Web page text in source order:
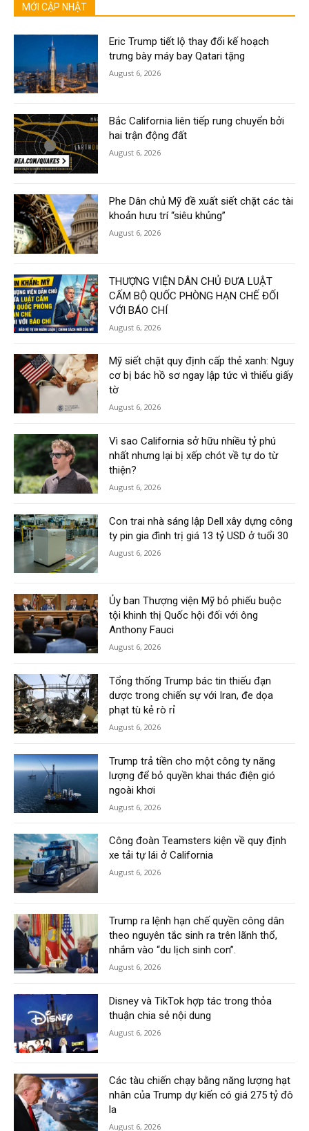
MỚI CẬP NHẬT
Eric Trump tiết lộ thay đổi kế hoạch
trưng bày máy bay Qatari tặng
August 6, 2026
Bắc California liên tiếp rung chuyển bởi
hai trận động đất
August 6, 2026
Phe Dân chủ Mỹ đề xuất siết chặt các tài
khoản hưu trí “siêu khủng”
August 6, 2026
THƯỢNG VIỆN DÂN CHỦ ĐƯA LUẬT
CẤM BỘ QUỐC PHÒNG HẠN CHẾ ĐỐI
VỚI BÁO CHÍ
August 6, 2026
Mỹ siết chặt quy định cấp thẻ xanh: Nguy
cơ bị bác hồ sơ ngay lập tức vì thiếu giấy
tờ
August 6, 2026
Vì sao California sở hữu nhiều tỷ phú
nhất nhưng lại bị xếp chót về tự do từ
thiện?
August 6, 2026
Con trai nhà sáng lập Dell xây dựng công
ty pin gia đình trị giá 13 tỷ USD ở tuổi 30
August 6, 2026
Ủy ban Thượng viện Mỹ bỏ phiếu buộc
tội khinh thị Quốc hội đối với ông
Anthony Fauci
August 6, 2026
Tổng thống Trump bác tin thiếu đạn
dược trong chiến sự với Iran, đe dọa
phạt tù kẻ rò rỉ
August 6, 2026
Trump trả tiền cho một công ty năng
lượng để bỏ quyền khai thác điện gió
ngoài khơi
August 6, 2026
Công đoàn Teamsters kiện về quy định
xe tải tự lái ở California
August 6, 2026
Trump ra lệnh hạn chế quyền công dân
theo nguyên tắc sinh ra trên lãnh thổ,
nhắm vào “du lịch sinh con”.
August 6, 2026
Disney và TikTok hợp tác trong thỏa
thuận chia sẻ nội dung
August 6, 2026
Các tàu chiến chạy bằng năng lượng hạt
nhân của Trump dự kiến có giá 275 tỷ đô
la
August 6, 2026